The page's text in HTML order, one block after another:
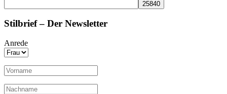
Stilbrief – Der Newsletter
Anrede